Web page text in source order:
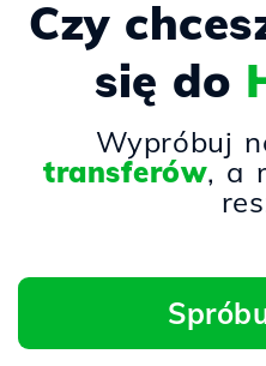
Czy
się do
Wypróbuj
transferów, a